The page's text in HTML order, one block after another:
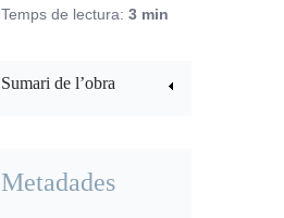
Temps de lectura: 3 min
Sumari de l’obra
Metadades